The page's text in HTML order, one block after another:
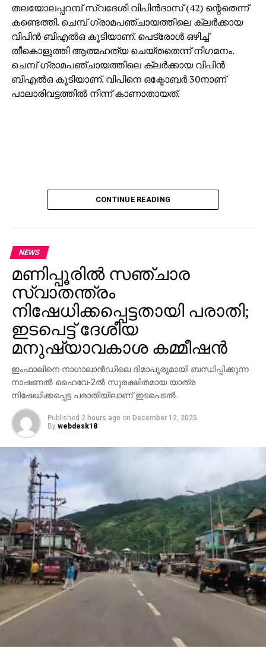
തലയോലപ്പറമ്പ് സ്വദേശി വിപിന്‍ദാസ് (42) ന്റെതെന്ന്
കണ്ടെത്തി. ചെമ്പ് ഗ്രാമപഞ്ചായത്തിലെ ക്ലര്‍ക്കായ
വിപിന്‍ ബിഎല്‍ഒ കൂടിയാണ്. പെട്രോള്‍ ഒഴിച്ച്
തീകൊളുത്തി ആത്മഹത്യ ചെയ്തതെന്ന് നിഗമനം.
ചെമ്പ് ഗ്രാമപഞ്ചായത്തിലെ ക്ലര്‍ക്കായ വിപിന്‍
ബിഎല്‍ഒ കൂടിയാണ്. വിപിനെ ഒക്ടോബര്‍ 30നാണ്
പാലാരിവട്ടത്തില്‍ നിന്ന് കാണാതായത്.
CONTINUE READING
NEWS
മണിപ്പൂരില്‍ സഞ്ചാര
സ്വാതന്ത്രം
നിഷേധിക്കപ്പെട്ടതായി പരാതി;
ഇടപെട്ട് ദേശീയ
മനുഷ്യാവകാശ കമ്മീഷന്‍
ഇംഫാലിനെ നാഗാലാന്‍ഡിലെ ദിമാപുരുമായി ബന്ധിപ്പിക്കുന്ന
നാഷണല്‍ ഹൈവേ-2ല്‍ സുരക്ഷിതമായ യാത്ര
നിഷേധിക്കപ്പെട്ട പരാതിയിലാണ് ഇടപെടല്‍.
Published 2 hours ago on December 12, 2025
By webdesk18